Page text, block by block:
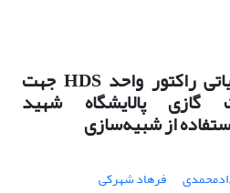
تعیین پارامترهای عملیاتی راکتور واحد HDS جهت
گازی پالایشگاه شهید
از شبیه‌سازی
فرهاد شهرکی